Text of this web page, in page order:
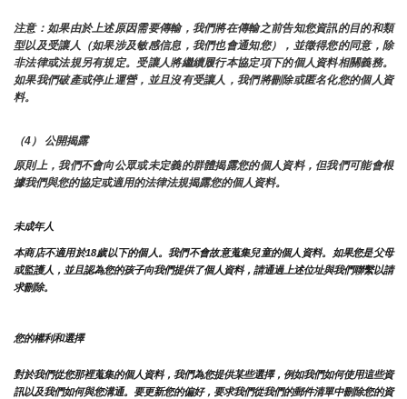
注意：如果由於上述原因需要傳輸，我們將在傳輸之前告知您資訊的目的和類
型以及受讓人（如果涉及敏感信息，我們也會通知您），並徵得您的同意，除
非法律或法規另有規定。受讓人將繼續履行本協定項下的個人資料相關義務。
如果我們破產或停止運營，並且沒有受讓人，我們將刪除或匿名化您的個人資
料。
（4） 公開揭露
原則上，我們不會向公眾或未定義的群體揭露您的個人資料，但我們可能會根
據我們與您的協定或適用的法律法規揭露您的個人資料。
未成年人
本商店不適用於18歲以下的個人。我們不會故意蒐集兒童的個人資料。如果您是父母
或監護人，並且認為您的孩子向我們提供了個人資料，請通過上述位址與我們聯繫以請
求刪除。
您的權利和選擇
對於我們從您那裡蒐集的個人資料，我們為您提供某些選擇，例如我們如何使用這些資
訊以及我們如何與您溝通。要更新您的偏好，要求我們從我們的郵件清單中刪除您的資